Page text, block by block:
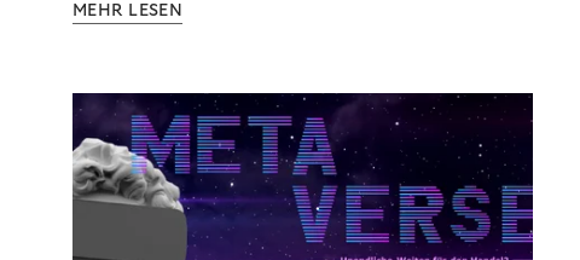
Zahlungsabwicklung echte Mehrwerte für Händler.
MEHR LESEN